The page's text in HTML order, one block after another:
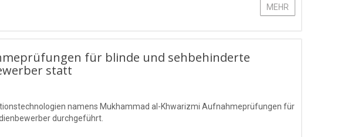
MEHR
für blinde und sehbehinderte
statt
namens Mukhammad al-Khwarizmi Aufnahmeprüfungen für
durchgeführt.